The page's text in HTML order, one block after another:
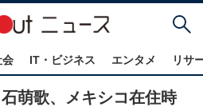
会 IT・ビジネス エンタメ リサ
石萌歌、メキシコ在住時